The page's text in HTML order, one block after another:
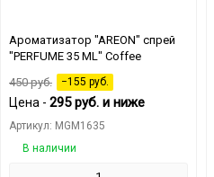
Ароматизатор "AREON" спрей
"PERFUME 35 ML" Coffee
450руб. −155 руб.
Цена - 295руб. и ниже
Артикул: MGM1635
В наличии